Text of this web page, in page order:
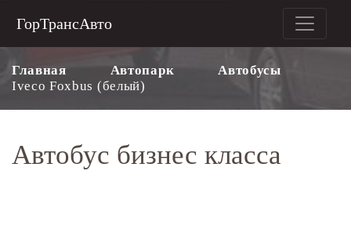
ГорТрансАвто
Главная Автопарк
Автобусы
Iveco Foxbus (белый)
Автобус бизнес класса